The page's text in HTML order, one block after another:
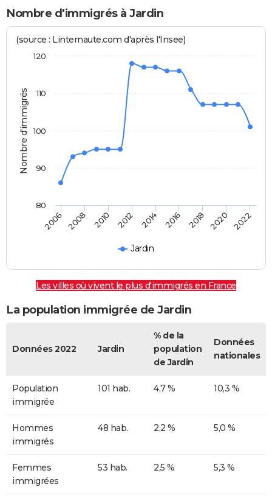
Nombre d'immigrés à Jardin
Nombre d'immigrés
(source : Linternaute.com d'après l'Insee)
Jardin
2006 2008 2010 2012 2014 2016 2018 2020 2022
80
90
100
110
120
Les villes où vivent le plus d'immigrés en France
La population immigrée de Jardin
Données 2022 Jardin
% de la
population
de Jardin
Données
nationales
Population
immigrée
101 hab. 4,7 % 10,3 %
Hommes
immigrés
48 hab. 2,2 % 5,0 %
Femmes
immigrées
53 hab. 2,5 % 5,3 %